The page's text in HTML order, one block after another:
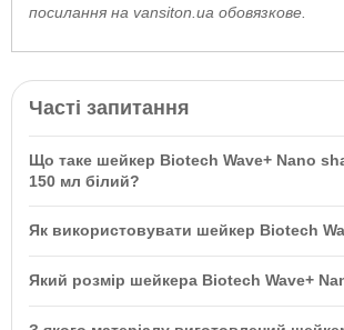
посилання на vansiton.ua обовязкове.
Часті запитання
Що таке шейкер Biotech Wave+ Nano
150 мл білий?
стильний мультишейкер для приготування
вбудованою сіточкою для змішування та
Як використовувати шейкер Biotech
рідини у основне відділення, додайте
Який розмір шейкера Biotech Wave+